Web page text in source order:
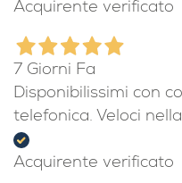
Acquirente verificato
7 Giorni Fa
Disponibilissimi con
telefonica. Veloci
Acquirente verificato